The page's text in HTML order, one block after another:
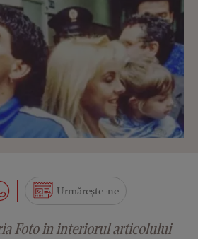
Urmărește-ne
Foto in interiorul articolului